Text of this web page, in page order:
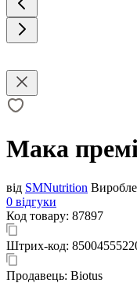
Мака
від SMNutrition
0 відгуки
Код товару: 87897
Штрих-код:
Продавець: Biotus